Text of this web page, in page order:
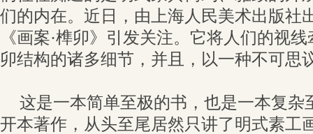
们的内在。近日，由上海人民美术出版社
《画案·榫卯》引发关注。它将人们的视
卯结构的诸多细节，并且，以一种不可思
这是一本简单至极的书，也是一本复杂
开本著作，从头至尾居然只讲了明式素工